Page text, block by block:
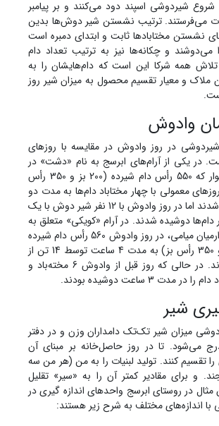
شیردوشی اسپند دود می‌کنند و بر پیامبر
می‌فرستند. ترتیب نشستن شیر دوش‌ها بدین
نشستن مختابادها ثابت و ابتدای دمبره است
را می‌دوشند و چکانه‌ها نیز به ترتیب تعداد دام
همه شرکا این است که دام‌هایشان را به
و معیار تقسیم محصول به میزان شیر روز
در روز وادوش در مقایسه با روزهای
در یکی از آرام‌های ابرسج به نام «دشت» در
دامنه جنوبی شاهوار که 550 رأس دام شیرده (200 بز و 350 رأس
معمولی با چهار مختاباد دام‌ها به مدت دو
ساعت شیردوشی شدند اما در روز وادوش با 12 نفر شیر دوش با یک
دوشیده شدند. در آرام «کویکی» متعلق به
دامداران روستای ارمیان میامی، در روز وادوش 560 رأس دام شیرده
(210 رأس میش و 350 رأس بز) به مدت 4 ساعت توسط 14 تن از
شرکا دوشیده شدند. در حالی که روز قبل از وادوش 6 مخته‌باد و
3 ساعت دوشیده بودند.
میزان شیر تک‌تک دامداران وزن و در دفتر
می‌شود. تا در روز حاصل‌خانه بر مبنای آن
تقسیم کنند. تولید لبنیات را به من (هر من سه
و برای مقادیر کمتر آن را به «سیر» تقلیل
در روستای ابرسج واحدهای اندازه گیری در
اندازه‌های مختلف به شرح زیر هستند: